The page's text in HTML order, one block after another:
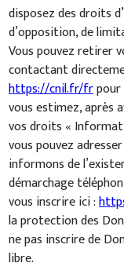
disposez des droits
d’opposition, de
Vous pouvez retirer
contactant
https://cnil.fr/fr
vous estimez, après
vos droits «
vous pouvez
informons de
démarchage
vous inscrire ici :
la protection des
ne pas inscrire de
libre.